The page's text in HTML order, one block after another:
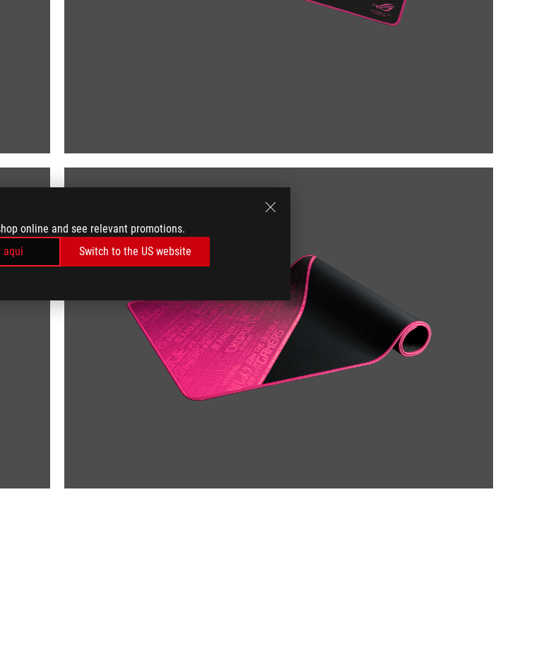
online and see relevant promotions.
aqui
Switch to the US website